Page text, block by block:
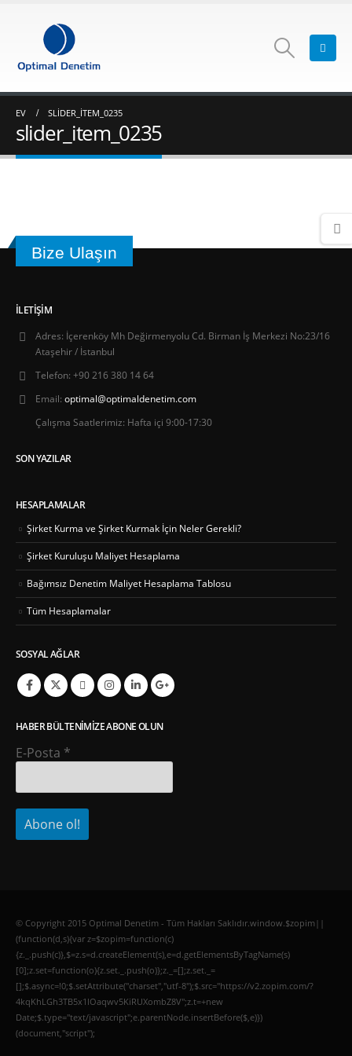
EV SLIDER_ITEM_0235
slider_item_0235
Bize Ulaşın
İLETIŞIM
Adres: İçerenköy Mh Değirmenyolu Cd. Birman İş Merkezi No:23/16
Ataşehir / İstanbul
Telefon: +90 216 380 14 64
Email: optimal@optimaldenetim.com
Çalışma Saatlerimiz: Hafta içi 9:00-17:30
SON YAZILAR
HESAPLAMALAR
Şirket Kurma ve Şirket Kurmak İçin Neler Gerekli?
Şirket Kuruluşu Maliyet Hesaplama
Bağımsız Denetim Maliyet Hesaplama Tablosu
Tüm Hesaplamalar
SOSYAL AĞLAR
HABER BÜLTENIMIZE ABONE OLUN
E-Posta *
© Copyright 2015 Optimal Denetim - Tüm Hakları Saklıdır.window.$zopim||
(function(d,s){var z=$zopim=function(c)
{z._.push(c)},$=z.s=d.createElement(s),e=d.getElementsByTagName(s)
[0];z.set=function(o){z.set._.push(o)};z._=[];z.set._=
[];$.async=!0;$.setAttribute("charset","utf-8");$.src="https://v2.zopim.com/?
4kqKhLGh3TB5x1lOaqwv5KiRUXombZ8V";z.t=+new
Date;$.type="text/javascript";e.parentNode.insertBefore($,e)})
(document,"script");